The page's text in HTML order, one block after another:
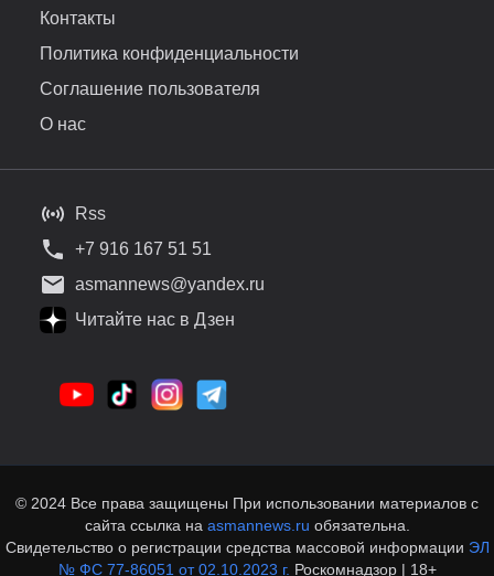
Контакты
Политика конфиденциальности
Соглашение пользователя
О нас
Rss
+7 916 167 51 51
asmannews@yandex.ru
Читайте нас в Дзен
© 2024 Все права защищены При использовании материалов с
сайта ссылка на asmannews.ru обязательна.
Свидетельство о регистрации средства массовой информации ЭЛ
№ ФС 77-86051 от 02.10.2023 г. Роскомнадзор | 18+